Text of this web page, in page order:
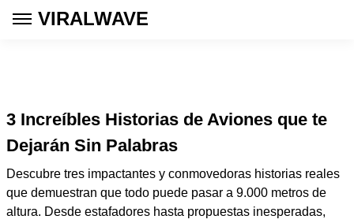
VIRALWAVE
3 Increíbles Historias de Aviones que te
Dejarán Sin Palabras
Descubre tres impactantes y conmovedoras historias reales
que demuestran que todo puede pasar a 9.000 metros de
altura. Desde estafadores hasta propuestas inesperadas,